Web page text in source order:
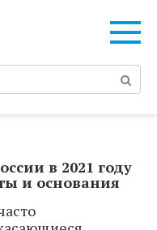
в 2021 году
и основания